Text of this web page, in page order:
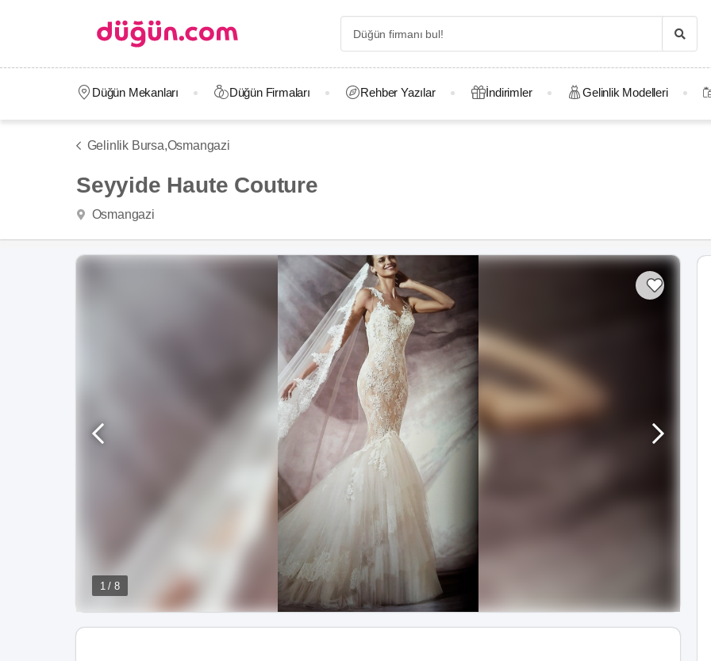
Düğün Mekanları Düğün Firmaları Rehber Yazılar İndirimler Gelinlik Modelleri
Gelinlik Bursa,Osmangazi
Seyyide Haute Couture
Osmangazi
1 / 8